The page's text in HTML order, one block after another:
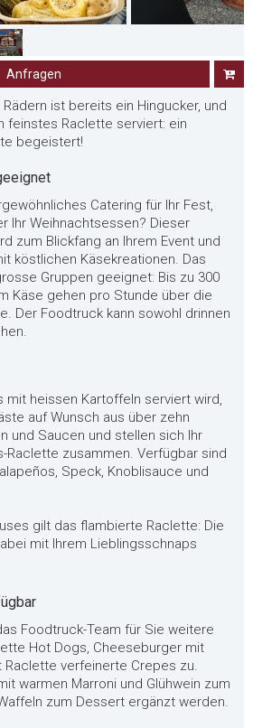
Anfragen
ist bereits ein Hingucker, und
feinstes Raclette serviert: ein
begeistert!
Catering für Ihr Fest,
Ihr Weihnachtsessen? Dieser
zum Blickfang an Ihrem Event und
köstlichen Käsekreationen. Das
Gruppen geeignet: Bis zu 300
Käse gehen pro Stunde über die
Der Foodtruck kann sowohl drinnen
mit heissen Kartoffeln serviert wird,
auf Wunsch aus über zehn
und Saucen und stellen sich Ihr
Raclette zusammen. Verfügbar sind
Speck, Knoblisauce und
gilt das flambierte Raclette: Die
mit Ihrem Lieblingsschnaps
Foodtruck-Team für Sie weitere
Hot Dogs, Cheeseburger mit
verfeinerte Crepes zu.
warmen Marroni und Glühwein zum
zum Dessert ergänzt werden.